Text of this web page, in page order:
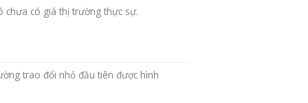
chưa có giá thị trường thực sự.
trao đổi nhỏ đầu tiên được hình